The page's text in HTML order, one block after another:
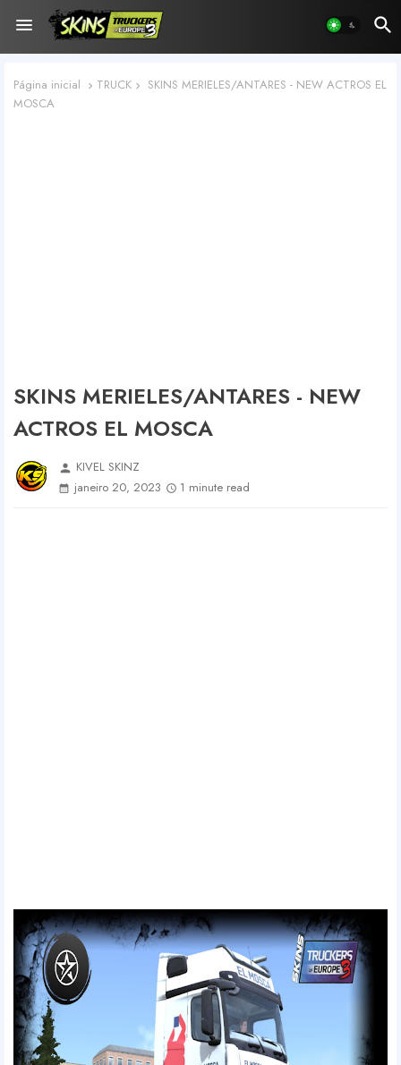
Página inicial TRUCK
SKINS MERIELES/ANTARES - NEW ACTROS EL
MOSCA
SKINS MERIELES/ANTARES - NEW
ACTROS EL MOSCA
person KIVEL SKINZ
janeiro 20, 2023
1 minute read